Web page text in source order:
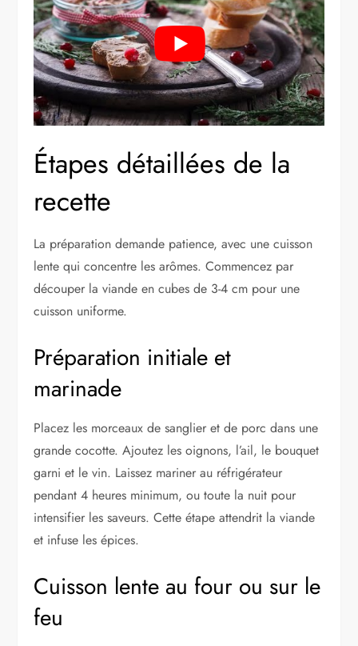
Étapes détaillées de la
recette
La préparation demande patience, avec une cuisson
lente qui concentre les arômes. Commencez par
découper la viande en cubes de 3-4 cm pour une
cuisson uniforme.
Préparation initiale et
marinade
Placez les morceaux de sanglier et de porc dans une
grande cocotte. Ajoutez les oignons, l’ail, le bouquet
garni et le vin. Laissez mariner au réfrigérateur
pendant 4 heures minimum, ou toute la nuit pour
intensifier les saveurs. Cette étape attendrit la viande
et infuse les épices.
Cuisson lente au four ou sur le
feu